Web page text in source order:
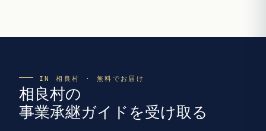
IN 相良村 · 無料でお届け
相良村の
事業承継ガイドを受け取る